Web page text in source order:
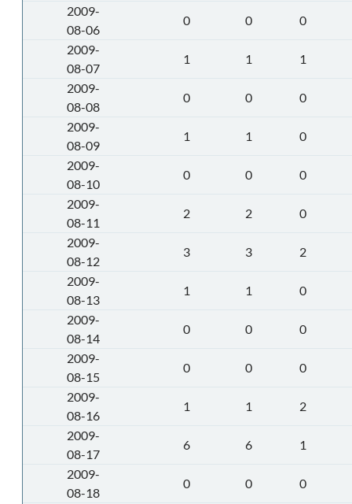
2009-
08-06
0 0
0
2009-
08-07
1 1
1
2009-
08-08
0 0
0
2009-
08-09
1 1
0
2009-
08-10
0 0
0
2009-
08-11
2 2
0
2009-
08-12
3 3
2
2009-
08-13
1 1
0
2009-
08-14
0 0
0
2009-
08-15
0 0
0
2009-
08-16
1 1
2
2009-
08-17
6 6
1
2009-
08-18
0 0
0